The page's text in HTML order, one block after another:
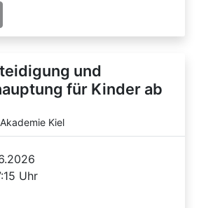
und
für Kinder ab
Kiel
Uhr